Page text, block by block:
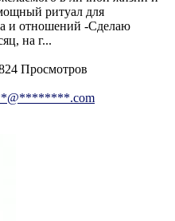
ритуал для
и отношений -Сделаю
на г...
Просмотров